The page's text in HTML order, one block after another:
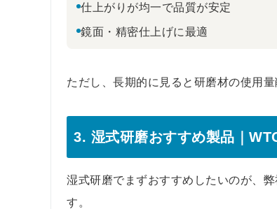
仕上がりが均一で品質が安定
鏡面・精密仕上げに最適
ただし、長期的に見ると研磨材の使用
3. 湿式研磨おすすめ製品｜
湿式研磨でまずおすすめしたいのが、
す。